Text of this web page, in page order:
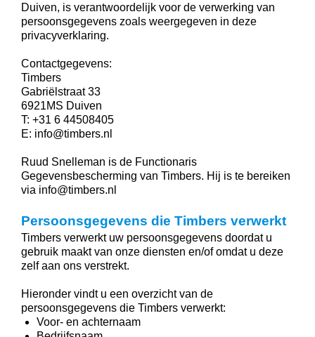
Duiven, is verantwoordelijk voor de verwerking van
persoonsgegevens zoals weergegeven in deze
privacyverklaring.
Contactgegevens:
Timbers
Gabriëlstraat 33
6921MS Duiven
T: +31 6 44508405
E: info@timbers.nl
Ruud Snelleman is de Functionaris
Gegevensbescherming van Timbers. Hij is te bereiken
via info@timbers.nl
Persoonsgegevens die Timbers verwerkt
Timbers verwerkt uw persoonsgegevens doordat u
gebruik maakt van onze diensten en/of omdat u deze
zelf aan ons verstrekt.
Hieronder vindt u een overzicht van de
persoonsgegevens die Timbers verwerkt:
Voor- en achternaam